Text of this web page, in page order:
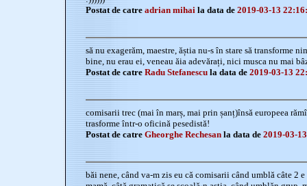
Postat de catre adrian mihai la data de 2019-03-13
să nu exagerăm, maestre, ăștia nu-s în stare să transforme
bine, nu erau ei, veneau ăia adevărați, nici musca nu mai
Postat de catre Radu Stefanescu la data de 2019-03-13
comisarii trec (mai în marș, mai prin șanț)însă europeea
trasforme într-o oficină pesedistă!
Postat de catre Gheorghe Rechesan la data de 2019-03-
băi nene, când va-m zis eu că comisarii când umblă câte 2